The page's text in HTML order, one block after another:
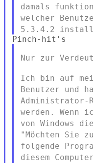
damals
welcher
5.3.4.2
Nur zur
Ich bin auf
Benutzer und
Administrator-
werden. Wenn
von Windows
"Möchten Sie
folgende
diesem